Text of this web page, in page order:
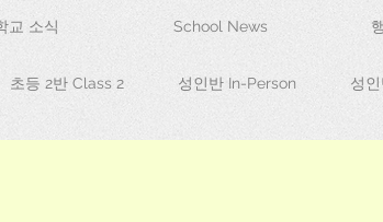
교 소식 School News
초등 2반 Class 2 성인반 In-Person 성